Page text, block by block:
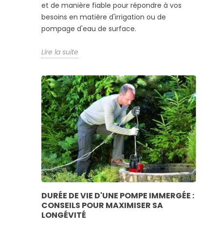
et de manière fiable pour répondre à vos
besoins en matière d'irrigation ou de
pompage d'eau de surface.
Lire la suite
DURÉE DE VIE D'UNE POMPE IMMERGÉE :
CONSEILS POUR MAXIMISER SA
LONGÉVITÉ